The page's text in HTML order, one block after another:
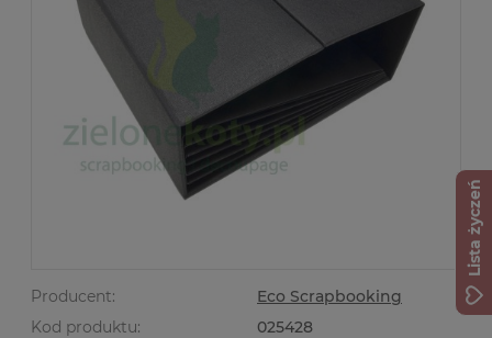
Producent:
Eco Scrapbooking
Kod produktu:
025428
Lista życzeń